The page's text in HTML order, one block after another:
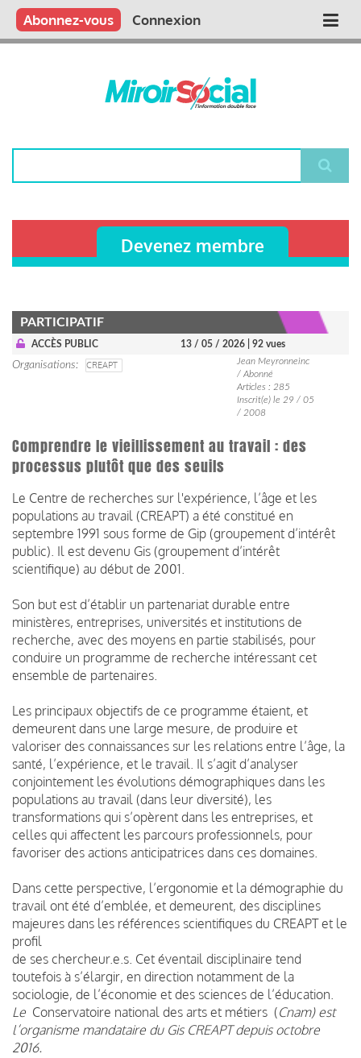
Aller
contenu
Main
Qui sommes nous ?
Vous publiez
Nous publions
Contactez-nous
Abonnez-vous Connexion
Devenez membre
PARTICIPATIF
ACCÈS PUBLIC 13 / 05 / 2026 | 92 vues
Organisations CREAPT
Jean Meyronneinc
/ Abonné
Articles : 285
Inscrit(e) le 29 / 05
/ 2008
Comprendre le vieillissement au travail : des
processus plutôt que des seuils
Le Centre de recherches sur l'expérience, l’âge et les
populations au travail (CREAPT) a été constitué en
septembre 1991 sous forme de Gip (groupement d’intérêt
public). Il est devenu Gis (groupement d’intérêt
scientifique) au début de 2001.
Son but est d’établir un partenariat durable entre
ministères, entreprises, universités et institutions de
recherche, avec des moyens en partie stabilisés, pour
conduire un programme de recherche intéressant cet
ensemble de partenaires.
Les principaux objectifs de ce programme étaient, et
demeurent dans une large mesure, de produire et
valoriser des connaissances sur les relations entre l’âge, la
santé, l’expérience, et le travail. Il s’agit d’analyser
conjointement les évolutions démographiques dans les
populations au travail (dans leur diversité), les
transformations qui s’opèrent dans les entreprises, et
celles qui affectent les parcours professionnels, pour
favoriser des actions anticipatrices dans ces domaines.
Dans cette perspective, l’ergonomie et la démographie du
travail ont été d’emblée, et demeurent, des disciplines
majeures dans les références scientifiques du CREAPT et le
profil
de ses chercheur.e.s. Cet éventail disciplinaire tend
toutefois à s’élargir, en direction notamment de la
sociologie, de l’économie et des sciences de l’éducation.
Le Conservatoire national des arts et métiers (Cnam) est
l’organisme mandataire du Gis CREAPT depuis octobre
2016.